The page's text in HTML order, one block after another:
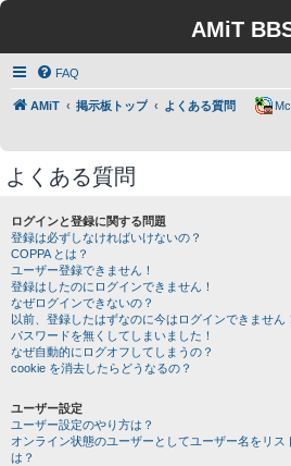
AMiT
FAQ
AMiT 掲示板トップ よくある質問
よくある質問
ログインと登録に関する問題
登録は必ずしなければいけないの？
COPPA とは？
ユーザー登録できません！
登録はしたのにログインできません！
なぜログインできないの？
以前、登録したはずなのに今はログインできません！
パスワードを無くしてしまいました！
なぜ自動的にログオフしてしまうの？
cookie を消去したらどうなるの？
ユーザー設定
ユーザー設定のやり方は？
オンライン状態のユーザーとしてユーザー名をリス
は？